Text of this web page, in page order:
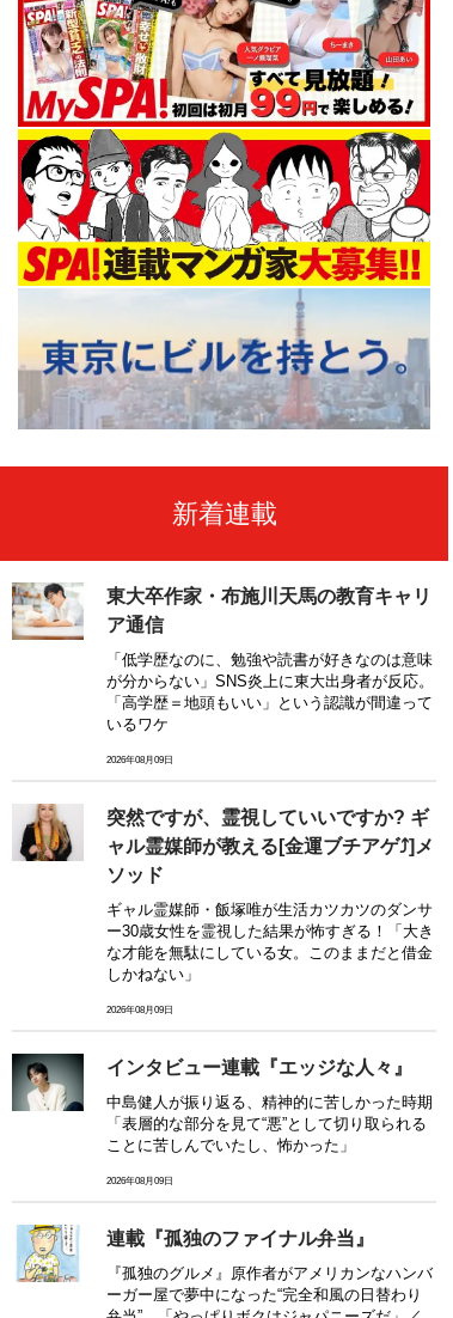
新着連載
東大卒作家・布施川天馬の教育キャリ
ア通信
「低学歴なのに、勉強や読書が好きなのは意味
が分からない」SNS炎上に東大出身者が反応。
「高学歴＝地頭もいい」という認識が間違って
いるワケ
2026年08月09日
突然ですが、霊視していいですか? ギ
ャル霊媒師が教える[金運ブチアゲ⤴]メ
ソッド
ギャル霊媒師・飯塚唯が生活カツカツのダンサ
ー30歳女性を霊視した結果が怖すぎる！「大き
な才能を無駄にしている女。このままだと借金
しかねない」
2026年08月09日
インタビュー連載『エッジな人々』
中島健人が振り返る、精神的に苦しかった時期
「表層的な部分を見て“悪”として切り取られる
ことに苦しんでいたし、怖かった」
2026年08月09日
連載『孤独のファイナル弁当』
『孤独のグルメ』原作者がアメリカンなハンバ
ーガー屋で夢中になった“完全和風の日替わり